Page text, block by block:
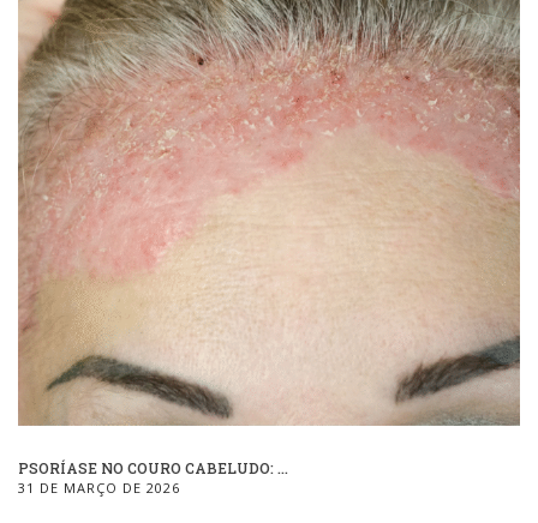
PSORÍASE NO COURO CABELUDO: ...
31 DE MARÇO DE 2026